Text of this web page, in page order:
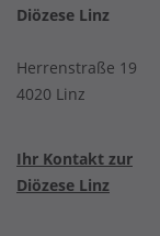
Diözese Linz
Herrenstraße 19
4020 Linz
Ihr Kontakt zur
Diözese Linz